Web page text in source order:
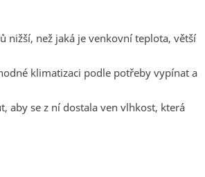
nižší, než jaká je venkovní teplota, větší
klimatizaci podle potřeby vypínat a
aby se z ní dostala ven vlhkost, která